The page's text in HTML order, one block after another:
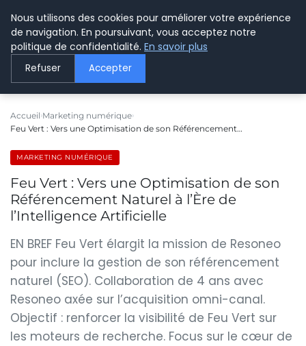
LE WEBMARKETING
Accueil Marketing numérique
Feu Vert : Vers une Optimisation de son Référencement…
MARKETING NUMÉRIQUE
Feu Vert : Vers une Optimisation de son
Référencement Naturel à l’Ère de
l’Intelligence Artificielle
EN BREF Feu Vert élargit la mission de Resoneo
pour inclure la gestion de son référencement
naturel (SEO). Collaboration de 4 ans avec
Resoneo axée sur l’acquisition omni-canal.
Objectif : renforcer la visibilité de Feu Vert sur
les moteurs de recherche. Focus sur le cœur de
Nous utilisons des cookies pour améliorer votre expérience
de navigation. En poursuivant, vous acceptez notre
politique de confidentialité. En savoir plus
Refuser Accepter